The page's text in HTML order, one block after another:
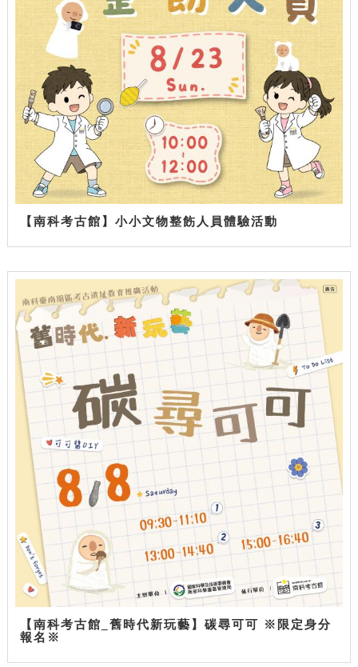
【南科考古館】小小文物整飭人員體驗活動
【南科考古館_舊時代新玩藝】碳尋可可 ※限定身分
報名※